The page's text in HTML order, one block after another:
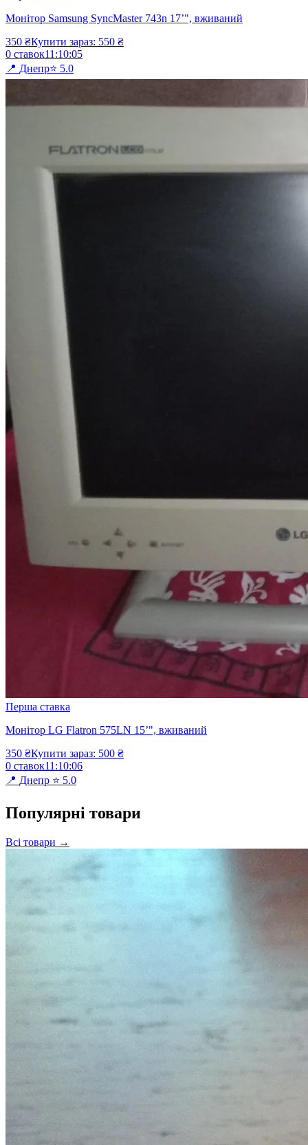
Монітор Samsung SyncMaster 743n 17ʼ", вживаний
350 ₴Купити зараз: 550 ₴
0 ставок11 :10:05
📍 Днепр⭐ 5.0
Перша ставка
Монітор LG Flatron 575LN 15ʼ", вживаний
350 ₴Купити зараз: 500 ₴
0 ставок11 :10:06
📍 Днепр ⭐ 5.0
Популярні товари
Всі товари →